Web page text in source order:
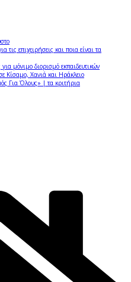
τις επιχειρήσεις και ποια είναι τα
μόνιμο διορισμό εκπαιδευτικών
Κίσαμο, Χανιά και Ηράκλειο
Για Όλους» | τα κριτήρια